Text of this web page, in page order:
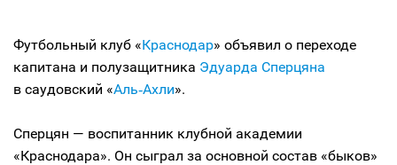
Футбольный клуб «Краснодар» объявил о переходе
капитана и полузащитника Эдуарда Сперцяна
в саудовский «Аль‑Ахли».
Сперцян — воспитанник клубной академии
«Краснодара». Он сыграл за основной состав «быков»